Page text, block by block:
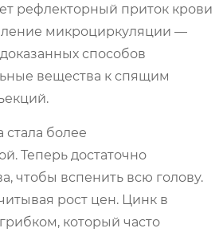
рефлекторный приток крови
микроциркуляции —
способов
вещества к спящим
более
Теперь достаточно
чтобы вспенить всю голову.
рост цен. Цинк в
который часто